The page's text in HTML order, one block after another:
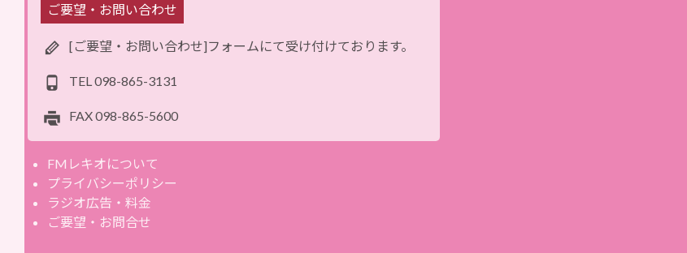
ご要望・お問い合わせ
[ご要望・お問い合わせ]フォームにて受け付けております。
TEL 098-865-3131
FAX098-865-5600
FMレキオについて
プライバシーポリシー
ラジオ広告・料金
ご要望・お問合せ